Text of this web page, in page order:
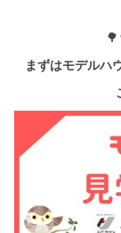
まずはモデルハ